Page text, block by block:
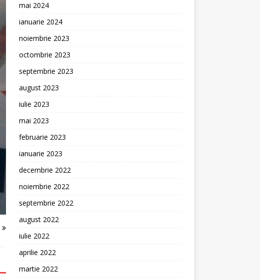
mai 2024
ianuarie 2024
noiembrie 2023
octombrie 2023
septembrie 2023
august 2023
iulie 2023
mai 2023
februarie 2023
ianuarie 2023
decembrie 2022
noiembrie 2022
septembrie 2022
august 2022
iulie 2022
aprilie 2022
martie 2022